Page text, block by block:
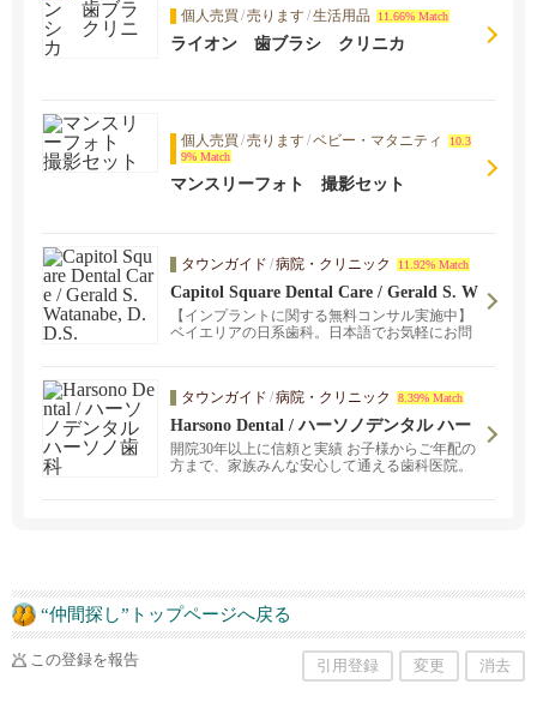
個人売買 /売ります/生活用品 11.66% Match
ライオン 歯ブラシ クリニカ
個人売買 /売ります/ベビー・マタニティ
10.3
9% Match
マンスリーフォト 撮影セット
タウンガイド /病院・クリニック 11.92% Match
Capitol Square Dental Care / Gerald S. W
atanabe, D.D.S.
【インプラントに関する無料コンサル実施中】
ベイエリアの日系歯科。日本語でお気軽にお問
間を気にせずご来院、治療に専念していただけ
ます。
タウンガイド /病院・クリニック 8.39% Match
Harsono Dental / ハーソノデンタル ハー
ソノ歯科
開院30年以上に信頼と実績 お子様からご年配の
方まで、家族みんな安心して通える歯科医院。
“仲間探し”トップページへ戻る
この登録を報告 引用登録 変更 消去